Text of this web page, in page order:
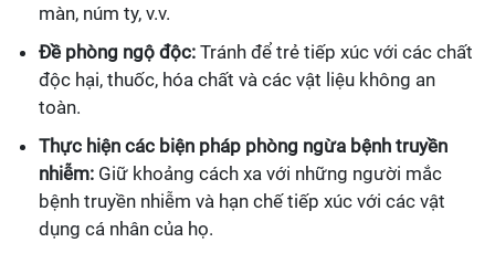
màn, núm ty, v.v.
Đề phòng ngộ độc: Tránh để trẻ tiếp xúc với các chất
độc hại, thuốc, hóa chất và các vật liệu không an
toàn.
Thực hiện các biện pháp phòng ngừa bệnh truyền
nhiễm: Giữ khoảng cách xa với những người mắc
bệnh truyền nhiễm và hạn chế tiếp xúc với các vật
dụng cá nhân của họ.